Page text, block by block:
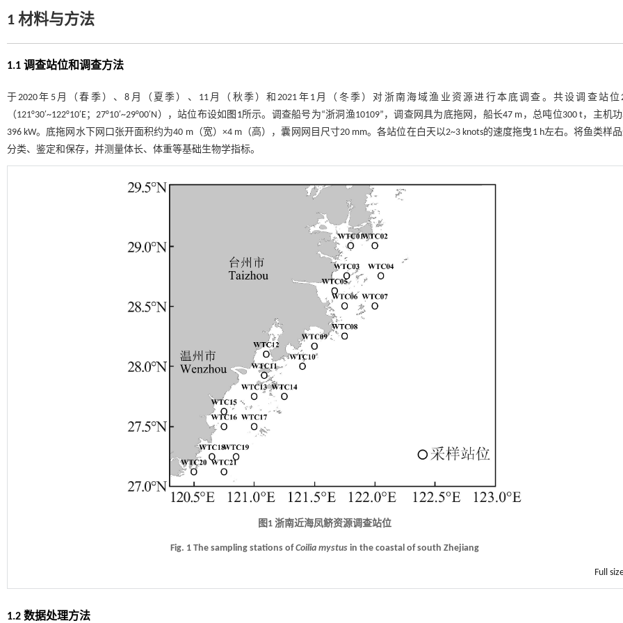
1 材料与方法
1.1 调查站位和调查方法
于2020年5月（春季）、8月（夏季）、11月（秋季）和2021年1月（冬季）对浙南海域渔业资源进行本底调查。共设调查站位
（121°30′~122°10′E；27°10′~29°00′N），站位布设如 图1所示。调查船号为“浙洞渔10109”，调查网具为底拖网，船长47 m，总吨位300 t，主机
396 kW。底拖网水下网口张开面积约为40 m（宽）×4 m（高），囊网网目尺寸20 mm。各站位在白天以2~3 knots的速度拖曳1 h左右。将鱼类样
分类、鉴定和保存，并测量体长、体重等基础生物学指标。
图1 浙南近海凤鲚资源调查站位
Fig. 1 The sampling stations ofCoilia mystusin the coastal of south Zhejiang
Full
1.2 数据处理方法